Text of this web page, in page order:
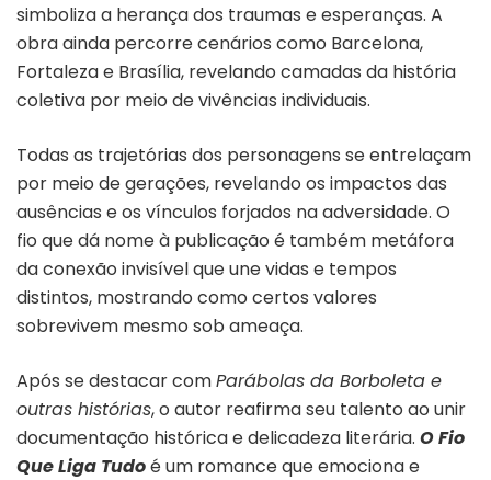
simboliza a herança dos traumas e esperanças. A
obra ainda percorre cenários como Barcelona,
Fortaleza e Brasília, revelando camadas da história
coletiva por meio de vivências individuais.
Todas as trajetórias dos personagens se entrelaçam
por meio de gerações, revelando os impactos das
ausências e os vínculos forjados na adversidade. O
fio que dá nome à publicação é também metáfora
da conexão invisível que une vidas e tempos
distintos, mostrando como certos valores
sobrevivem mesmo sob ameaça.
Após se destacar comParábolas da Borboleta e
outras histórias, o autor reafirma seu talento ao unir
documentação histórica e delicadeza literária. O Fio
Que Liga Tudoé um romance que emociona e